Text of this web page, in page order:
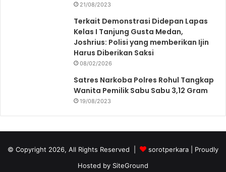
21/08/2023
Terkait Demonstrasi Didepan Lapas
Kelas I Tanjung Gusta Medan,
Joshrius: Polisi yang memberikan Ijin
Harus Diberikan Saksi
08/02/2026
Satres Narkoba Polres Rohul Tangkap
Wanita Pemilik Sabu Sabu 3,12 Gram
19/08/2023
© Copyright 2026, All Rights Reserved | sorotperkara
| Proudly
Hosted by SiteGround